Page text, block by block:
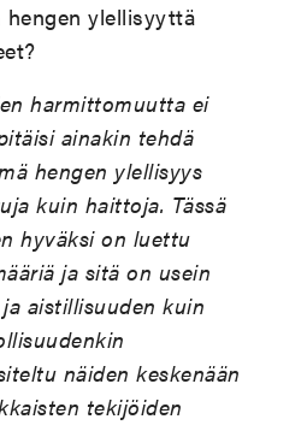
ylellisyyttä
harmittomuutta ei
ainakin tehdä
hengen ylellisyys
kuin haittoja. Tässä
hyväksi on luettu
ja sitä on usein
aistillisuuden kuin
näiden keskenään
tekijöiden